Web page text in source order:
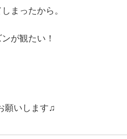
まったから。
が観たい！
願いします♫